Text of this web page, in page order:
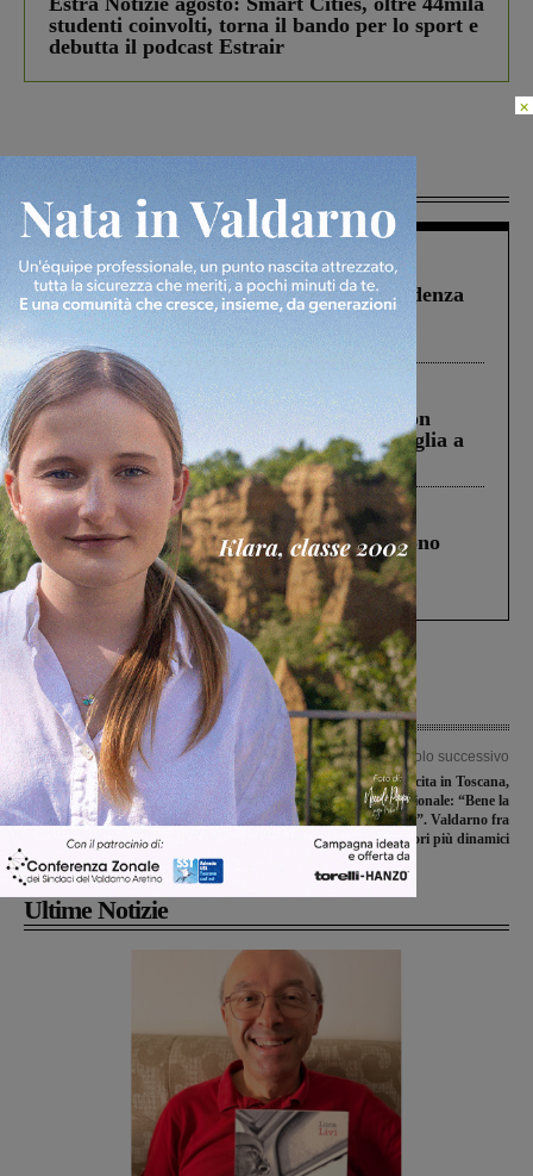
studenti coinvolti, torna il bando per lo sport e
debutta il podcast Estrair
Più lette
Figline Incisa Valdarno 1 Agosto 2026
Piscina di Figline finanziata oltre la scadenza
Pnrr, il gruppo di Fratelli d’Italia: “Un
ringraziamento al Governo”
Cronaca 3 Agosto 2026
Scomparso da una struttura di Castiglion
Fiorentino l’uomo che aveva ucciso la figlia a
Levane nel 2020
Cronaca 4 Agosto 2026
Un anno fa la strage in A1 in cui morirono
Gianni, Giulia e Franco. Lo schianto, il
processo, lo stop ai sorpassi fra tir....
Articolo precedente
Arturo Badii: quando l’antico
mestiere di fabbro diventa arte
Articolo successivo
Turismo in crescita in Toscana,
l’assessore regionale: “Bene la
strategia di marketing”. Valdarno fra
i territori più dinamici
Ultime Notizie
×